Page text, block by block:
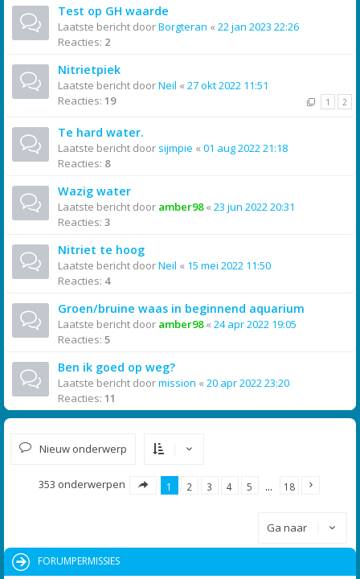
Test op GH waarde
Laatste bericht doorBorgteran « 22 jan 2023 22:26
Reacties: 2
Nitrietpiek
Laatste bericht doorNeil « 27 okt 2022 11:51
Reacties: 19 1 2
Te hard water.
Laatste bericht door sijmpie « 01 aug 2022 21:18
Reacties: 8
Wazig water
Laatste bericht door amber98« 23 jun 2022 20:31
Reacties: 3
Nitriet te hoog
Laatste bericht doorNeil « 15 mei 2022 11:50
Reacties: 4
Groen/bruine waas in beginnend aquarium
Laatste bericht door amber98« 24 apr 2022 19:05
Reacties: 5
Ben ik goed op weg?
Laatste bericht doormission « 20 apr 2022 23:20
Reacties: 11
Nieuw onderwerp
353 onderwerpen 1 2 3 4 5 … 18
Ga naar
FORUMPERMISSIES